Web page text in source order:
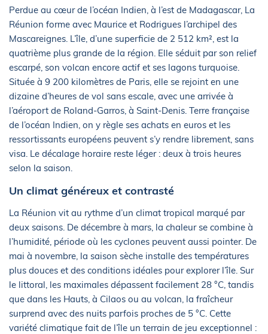
Perdue au cœur de l’océan Indien, à l’est de Madagascar, La
Réunion forme avec Maurice et Rodrigues l’archipel des
Mascareignes. L’île, d’une superficie de 2 512 km², est la
quatrième plus grande de la région. Elle séduit par son relief
escarpé, son volcan encore actif et ses lagons turquoise.
Située à 9 200 kilomètres de Paris, elle se rejoint en une
dizaine d’heures de vol sans escale, avec une arrivée à
l’aéroport de Roland-Garros, à Saint-Denis. Terre française
de l’océan Indien, on y règle ses achats en euros et les
ressortissants européens peuvent s’y rendre librement, sans
visa. Le décalage horaire reste léger : deux à trois heures
selon la saison.
Un climat généreux et contrasté
La Réunion vit au rythme d’un climat tropical marqué par
deux saisons. De décembre à mars, la chaleur se combine à
l’humidité, période où les cyclones peuvent aussi pointer. De
mai à novembre, la saison sèche installe des températures
plus douces et des conditions idéales pour explorer l’île. Sur
le littoral, les maximales dépassent facilement 28 °C, tandis
que dans les Hauts, à Cilaos ou au volcan, la fraîcheur
surprend avec des nuits parfois proches de 5 °C. Cette
variété climatique fait de l’île un terrain de jeu exceptionnel :